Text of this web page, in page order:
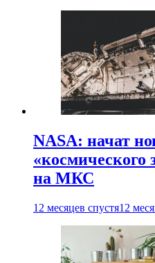
NASA: начат
«космического
на МКС
12 месяцев спустя12